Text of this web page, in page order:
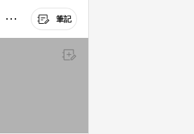
筆記